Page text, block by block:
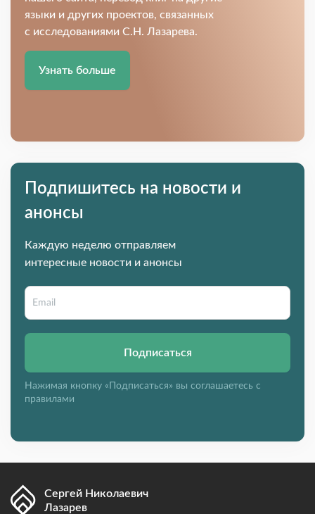
языки и других проектов, связанных
с исследованиями С.Н. Лазарева.
Узнать больше
Подпишитесь на новости и
анонсы
Каждую неделю отправляем
интересные новости и анонсы
Подписаться
Нажимая кнопку «Подписаться» вы соглашаетесь с
правилами
Сергей Николаевич
Лазарев